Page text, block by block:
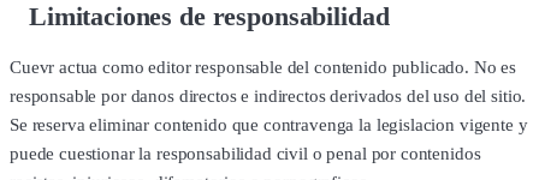
Limitaciones de responsabilidad
Cuevr actua como editor responsable del contenido publicado. No es
responsable por danos directos e indirectos derivados del uso del sitio.
Se reserva eliminar contenido que contravenga la legislacion vigente y
puede cuestionar la responsabilidad civil o penal por contenidos